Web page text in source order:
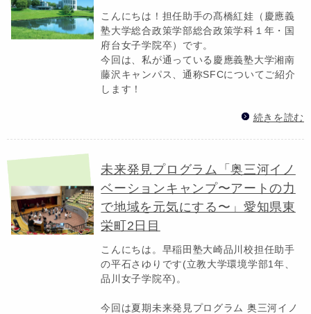
こんにちは！担任助手の髙橋紅娃（慶應義
塾大学総合政策学部総合政策学科１年・国
府台女子学院卒）です。
今回は、私が通っている慶應義塾大学湘南
藤沢キャンパス、通称SFCについてご紹介
します！
続きを読む
未来発見プログラム「奥三河イノ
ベーションキャンプ〜アートの力
で地域を元気にする〜」愛知県東
栄町2日目
こんにちは。早稲田塾大崎品川校担任助手
の平石さゆりです(立教大学環境学部1年、
品川女子学院卒)。
今回は夏期未来発見プログラム 奥三河イノ